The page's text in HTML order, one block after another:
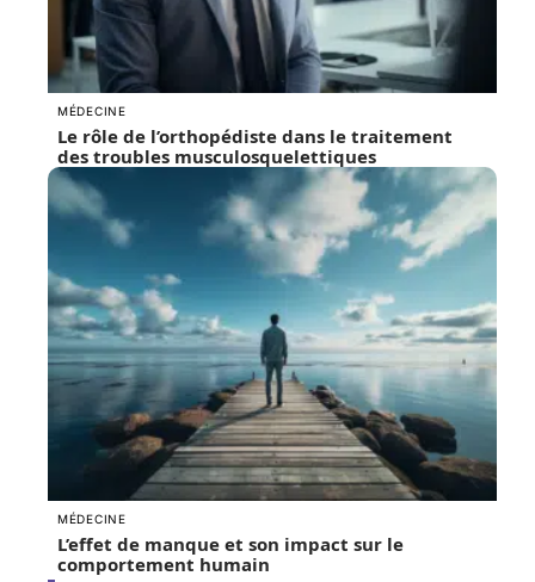
MÉDECINE
Le rôle de l’orthopédiste dans le traitement
des troubles musculosquelettiques
MÉDECINE
L’effet de manque et son impact sur le
comportement humain